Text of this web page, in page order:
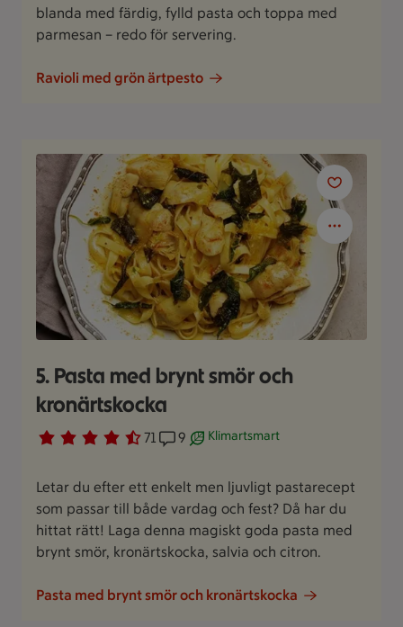
blanda med färdig, fylld pasta och toppa med
parmesan – redo för servering.
Ravioli med grön ärtpesto
5. Pasta med brynt smör och
kronärtskocka
Betyg 4.4 av 5. 71
71 personer har röstatReceptet har 9 kommentarer
9 Receptet är ett klimartsmart val.
Klimartsmart
Letar du efter ett enkelt men ljuvligt pastarecept
som passar till både vardag och fest? Då har du
hittat rätt! Laga denna magiskt goda pasta med
brynt smör, kronärtskocka, salvia och citron.
Pasta med brynt smör och kronärtskocka